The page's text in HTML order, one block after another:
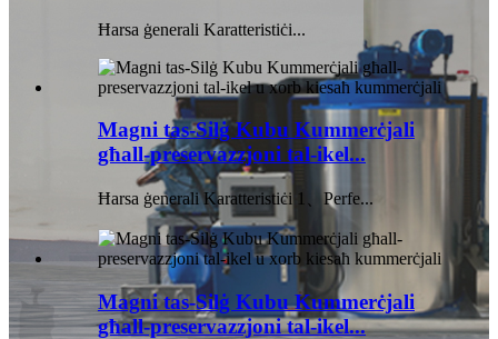
Ħarsa ġenerali Karatteristiċi...
Magni tas-Silġ Kubu Kummerċjali
għall-preservazzjoni tal-ikel...
Ħarsa ġenerali Karatteristiċi 1、Perfe...
Magni tas-Silġ Kubu Kummerċjali
għall-preservazzjoni tal-ikel...